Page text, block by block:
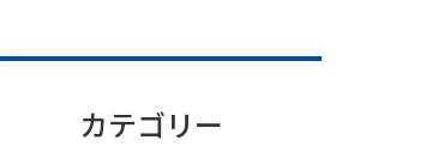
カテゴリー